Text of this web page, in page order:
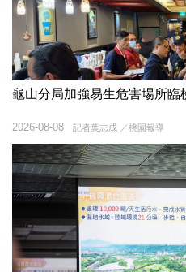
龜山分局加強易生危害場所
記者葉志成 ／桃園報導
2026-08-08